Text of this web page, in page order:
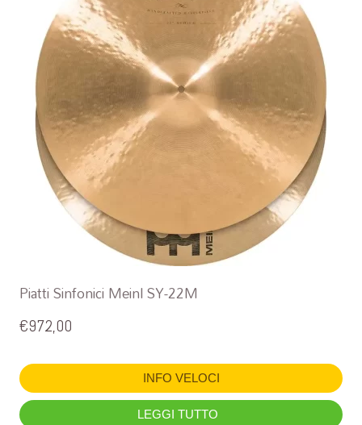
Piatti Sinfonici Meinl SY-22M
€972,00
INFO VELOCI
LEGGI TUTTO